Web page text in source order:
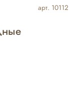
арт. 10112